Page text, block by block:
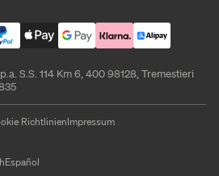
S.S. 114 Km 6, 400 98128, Tremestieri
RichtlinienImpressum
Español